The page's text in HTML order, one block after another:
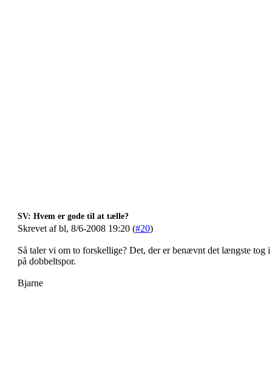
SV: Hvem er gode til at tælle?
Skrevet af bl, 8/6-2008 19:20 (#20)
Så taler vi om to forskellige? Det, der er benævnt det længste tog
på dobbeltspor.
Bjarne